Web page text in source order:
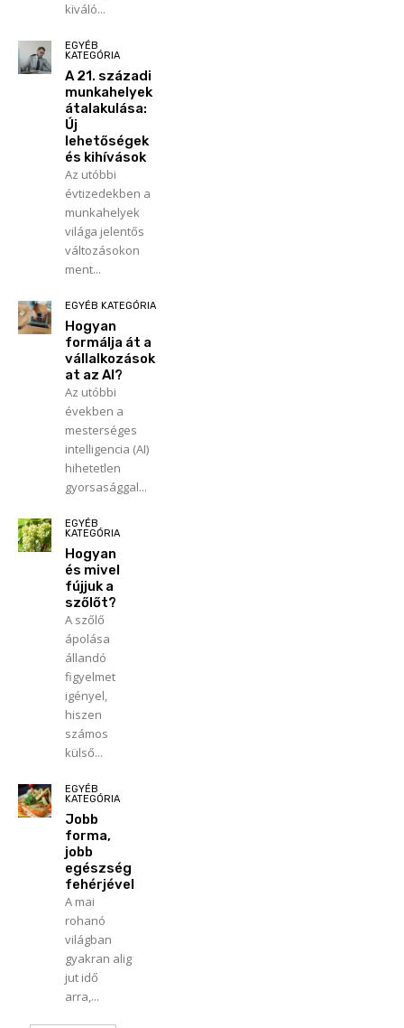
kiváló...
EGYÉB
KATEGÓRIA
A 21. századi
munkahelyek
átalakulása:
Új
lehetőségek
és kihívások
Az utóbbi
évtizedekben a
munkahelyek
világa jelentős
változásokon
ment...
EGYÉB KATEGÓRIA
Hogyan
formálja át a
vállalkozások
at az AI?
Az utóbbi
években a
mesterséges
intelligencia (AI)
hihetetlen
gyorsasággal...
EGYÉB
KATEGÓRIA
Hogyan
és mivel
fújjuk a
szőlőt?
A szőlő
ápolása
állandó
figyelmet
igényel,
hiszen
számos
külső...
EGYÉB
KATEGÓRIA
Jobb
forma,
jobb
egészség
fehérjével
A mai
rohanó
világban
gyakran alig
jut idő
arra,...